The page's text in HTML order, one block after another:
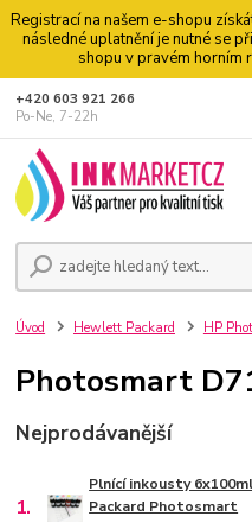
Registrací na našem e-shopu
následné uplatnění je nutné se
shopu v pravém horním
+420 603 921 266
Po-Ne, 7-22h
Úvod Hewlett Packard HP
Photosmart
Nejprodávanější
1.
Plnící inkousty
Packard Photosmart